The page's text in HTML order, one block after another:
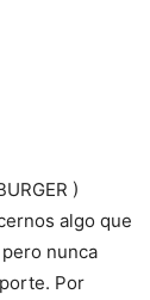
)
algo que
nunca
Por